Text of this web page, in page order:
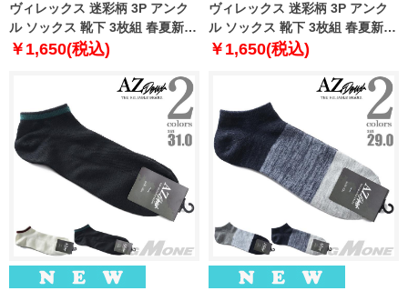
ヴィレックス 迷彩柄 3P アンク
ル ソックス 靴下 3枚組 春夏新作
81713400
￥1,650(税込)
ヴィレックス 迷彩柄 3P アンク
ル ソックス 靴下 3枚組 春夏新作
81713500
￥1,650(税込)